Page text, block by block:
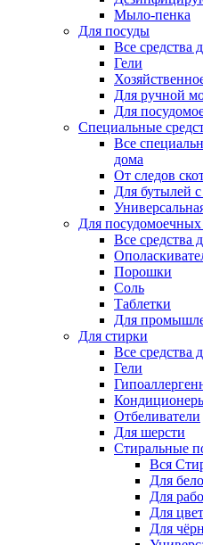
Мыло-пенка
Для посуды
Все средства
Гели
Для ручной
Для
Специальные
Все
дома
От следов
Для бутылей
Для
Все средства
Порошки
Соль
Таблетки
Для
Для стирки
Все средства
Гели
Отбеливатели
Для шерсти
Стиральные
Вся
Для
Для
Для
Для